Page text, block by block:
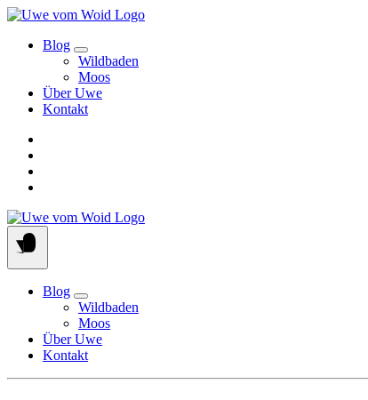
Skip
contentBlog
Wildbaden
Moos
Über Uwe
Kontakt
Blog
Wildbaden
Moos
Über Uwe
Kontakt